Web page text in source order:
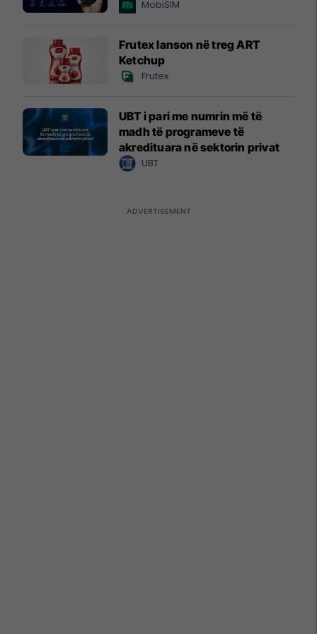
MobiSIM
Frutex lanson në treg ART
Ketchup
Frutex
UBT i pari me numrin më të
madh të programeve të
akredituara në sektorin privat
UBT